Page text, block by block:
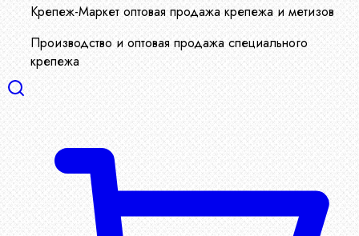
Крепеж-Маркет оптовая продажа крепежа и метизов
Производство и оптовая продажа специального
крепежа